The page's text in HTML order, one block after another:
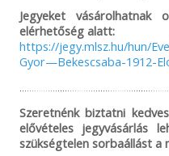
Jegyeket
elérhetőség alatt:
https://jegy.mlsz.hu/hun/
Gyor—Bekescsaba-1912-
Szeretnénk biztatni
elővételes jegyvásárlás
szükségtelen sorbaállást a